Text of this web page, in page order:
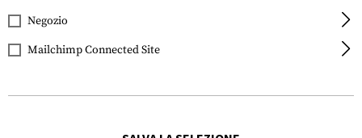
Negozio
Mailchimp Connected Site